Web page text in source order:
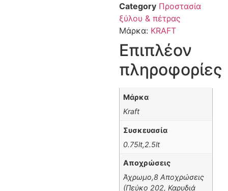
Category Προστασία
ξύλου & πέτρας
Μάρκα: KRAFT
Επιπλέον
πληροφορίες
Μάρκα
Kraft
Συσκευασία
0.75lt,2.5lt
Αποχρώσεις
Άχρωμο,8 Αποχρώσεις
(Πεύκο 202, Καρυδιά